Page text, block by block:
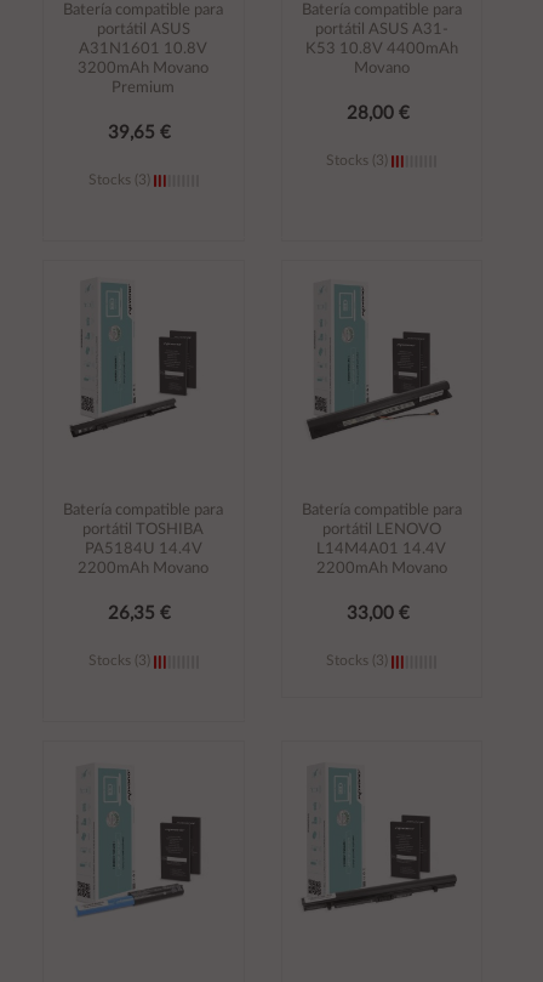
Batería compatible para
portátil ASUS
A31N1601 10.8V
3200mAh Movano
Premium
39,65 €
Stocks (3)
carrito
Batería compatible para
portátil ASUS A31-
K53 10.8V 4400mAh
Movano
28,00 €
Stocks (3)
carrito
Batería compatible para
portátil TOSHIBA
PA5184U 14.4V
2200mAh Movano
26,35 €
Stocks (3)
carrito
Batería compatible para
portátil LENOVO
L14M4A01 14.4V
2200mAh Movano
33,00 €
Stocks (3)
carrito